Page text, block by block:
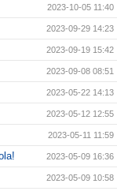
2023-10-05 11:40
2023-09-29 14:23
2023-09-19 15:42
2023-09-08 08:51
2023-05-22 14:13
2023-05-12 12:55
2023-05-11 11:59
2023-05-09 16:36
2023-05-09 10:58